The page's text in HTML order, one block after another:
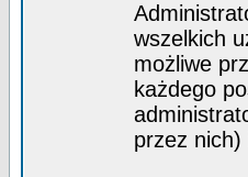
wszelkich
możliwe
każdego
przez